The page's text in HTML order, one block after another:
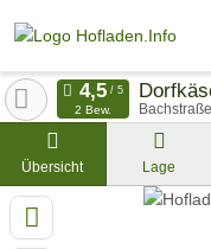
2 Bew.
Übersicht Lage